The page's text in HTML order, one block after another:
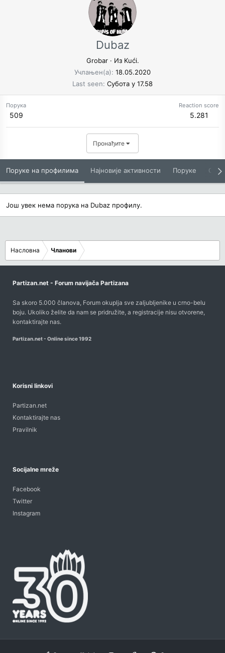
Dubaz
Grobar · Из Kući.
Учлањен(а) 18.05.2020
Last seen Субота у 17.58
Порука
509
Reaction score
5.281
Пронађите
Поруке на профилима Најновије активности Поруке O
Још увек нема порука на Dubaz профилу.
Насловна Чланови
Partizan.net - Forum navijača Partizana
Sa skoro 5.000 članova, Forum okuplja sve zaljubljenike u crno-belu
boju. Ukoliko želite da nam se pridružite, a registracije nisu otvorene,
kontaktirajte nas.
Partizan.net - Online since 1992
Korisni linkovi
Partizan.net
Kontaktirajte nas
Pravilnik
Socijalne mreže
Facebook
Twitter
Instagram